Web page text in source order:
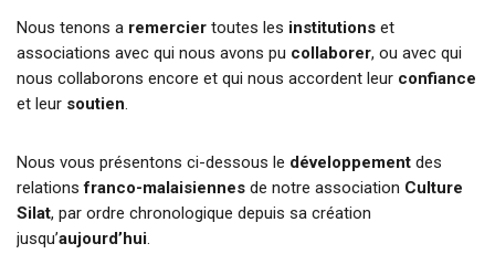
Nous tenons a remercier toutes les institutions et
associations avec qui nous avons pu collaborer, ou avec qui
nous collaborons encore et qui nous accordent leur confiance
et leur soutien.
Nous vous présentons ci-dessous le développement des
relationsfranco-malaisiennes de notre association Culture
Silat, par ordre chronologique depuis sa création
jusqu’aujourd’hui.